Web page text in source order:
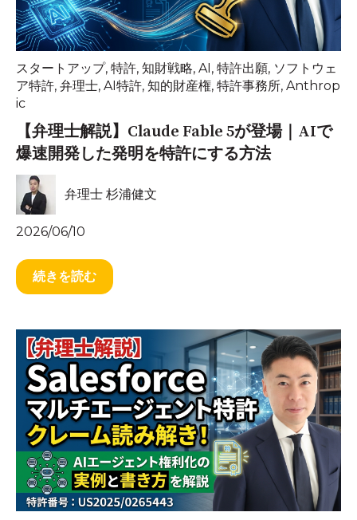
スタートアップ, 特許, 知財戦略, AI, 特許出願, ソフトウェ
ア特許, 弁理士, AI特許, 知的財産権, 特許事務所, Anthrop
ic
【弁理士解説】Claude Fable 5が登場｜AIで
爆速開発した発明を特許にする方法
弁理士 杉浦健文
2026/06/10
続きを読む